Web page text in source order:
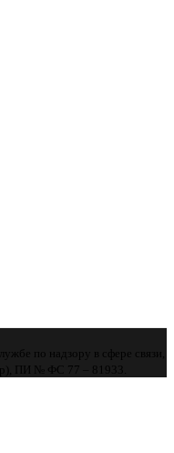
по надзору в сфере связи,
ПИ № ФС 77 – 81933.